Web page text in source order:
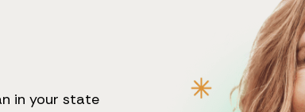
in your state